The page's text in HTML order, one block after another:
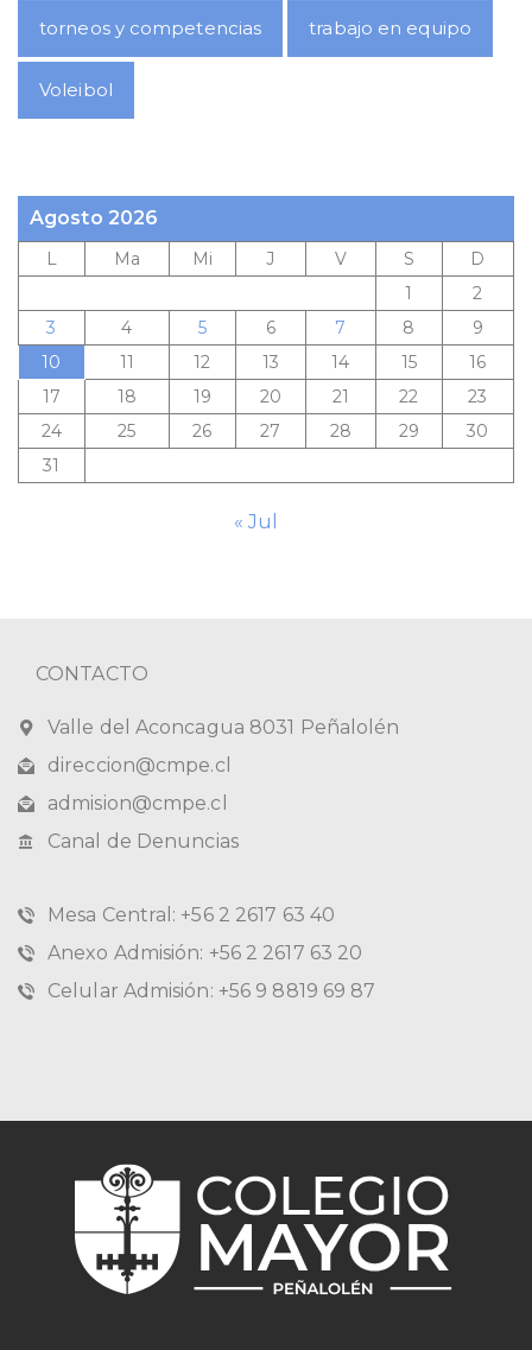
torneos y competencias trabajo en equipo
Voleibol
Agosto 2026
L Ma Mi J V S
D
1
2
3
4 5 6 7 8
9
10
11 12 13 14 15
16
17
18 19 20 21 22
23
24
25 26 27 28 29
30
31
« Jul
CONTACTO
Valle del Aconcagua 8031 Peñalolén
direccion@cmpe.cl
admision@cmpe.cl
Canal de Denuncias
Mesa Central: +56 2 2617 63 40
Anexo Admisión: +56 2 2617 63 20
Celular Admisión: +56 9 8819 69 87